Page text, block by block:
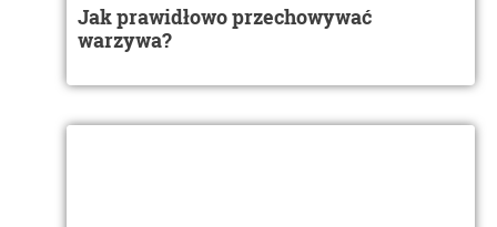
Jak prawidłowo przechowywać
warzywa?